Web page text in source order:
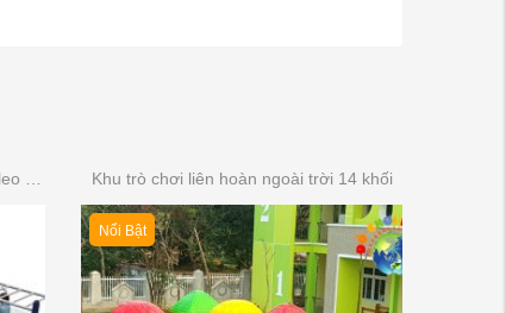
Khu trò chơi liên hoàn ngoài trời 14 khối
Nổi Bật